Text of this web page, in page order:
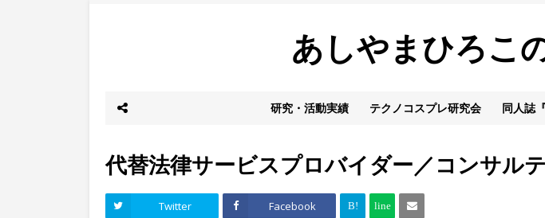
あしやまひろこ
研究・活動実績 テクノコスプレ研究会 同人誌
代替法律サービスプロバイダー／コンサル
Twitter Facebook